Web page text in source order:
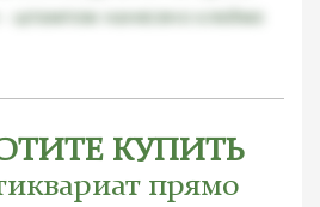
штампом нанесено клеймо
КУПИТЬ
прямо